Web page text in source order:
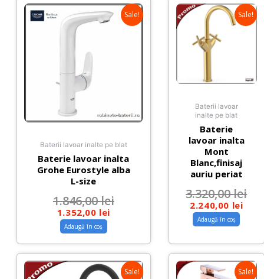
Sale!
Baterii lavoar inalte pe blat
Baterie lavoar inalta
Grohe Eurostyle alba
L-size
1.846,00lei
1.352,00 lei
Adaugă în coș
Sale!
Baterii lavoar
inalte pe blat
Baterie
lavoar inalta
Mont
Blanc,finisaj
auriu periat
3.320,00lei
2.240,00 lei
Adaugă în coș
Sale! Sale!